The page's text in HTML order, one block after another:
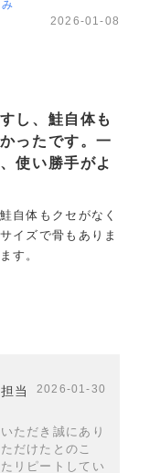
2026-01-08
し、鮭自体も
ったです。一
使い勝手がよ
自体もクセがなく
イズで骨もありま
す。
当 2026-01-30
ただき誠にあり
だけたとのこ
リピートしてい